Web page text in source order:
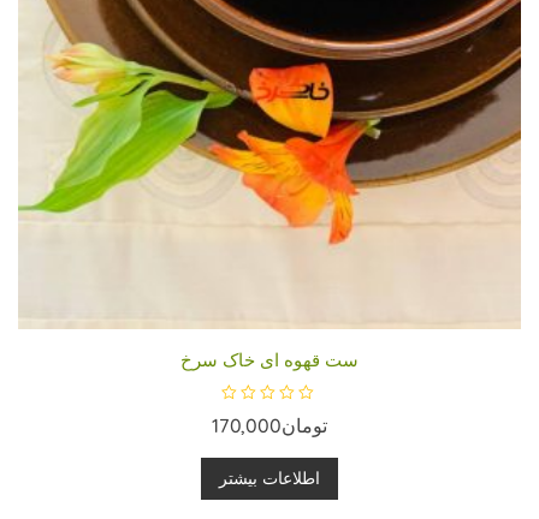
ست قهوه ای خاک سرخ
م
ی
ا
ز
0
تومان170,000
اطلاعات بیشتر